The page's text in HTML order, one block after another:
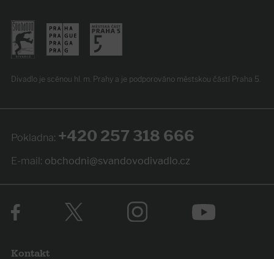
Divadlo je scénou hl. m. Prahy a je podporováno městskou částí Praha 5.
Pokladna: +420 257 318 666
E-mail: obchodni@svandovodivadlo.cz
Kontakt